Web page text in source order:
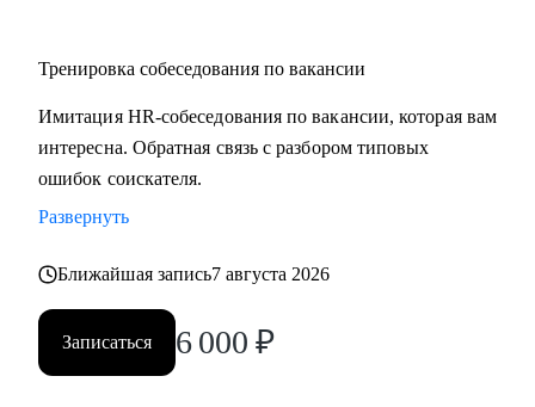
Тренировка собеседования по вакансии
Имитация HR-собеседования по вакансии, которая вам
интересна. Обратная связь с разбором типовых
ошибок соискателя.
Развернуть
Ближайшая запись7 августа 2026
Записаться 6 000 ₽